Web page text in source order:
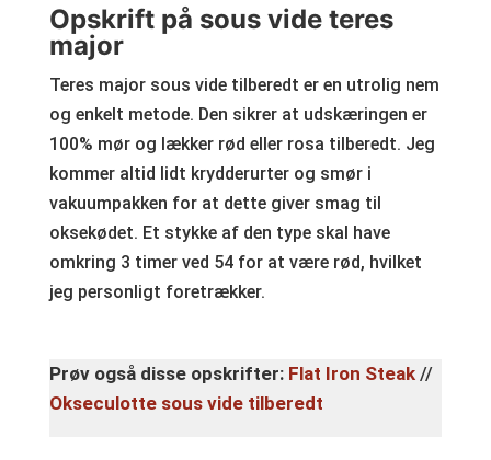
Opskrift på sous vide teres
major
Teres major sous vide tilberedt er en utrolig nem
og enkelt metode. Den sikrer at udskæringen er
100% mør og lækker rød eller rosa tilberedt. Jeg
kommer altid lidt krydderurter og smør i
vakuumpakken for at dette giver smag til
oksekødet. Et stykke af den type skal have
omkring 3 timer ved 54 for at være rød, hvilket
jeg personligt foretrækker.
Prøv også disse opskrifter: Flat Iron Steak//
Okseculotte sous vide tilberedt